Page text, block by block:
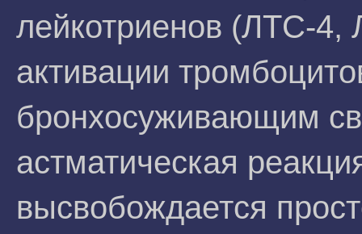
лейкотриенов (ЛТС-
активации
бронхосуживающим
астматическая
высвобождается